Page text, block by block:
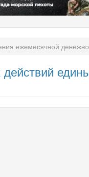
ежемесячной